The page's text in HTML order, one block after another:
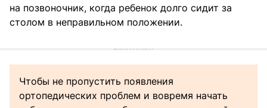
на позвоночник, когда ребенок долго сидит за
столом в неправильном положении.
Чтобы не пропустить появления
ортопедических проблем и вовремя начать